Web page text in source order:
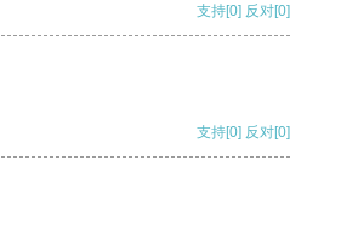
支持[0] 反对[0]
支持[0] 反对[0]